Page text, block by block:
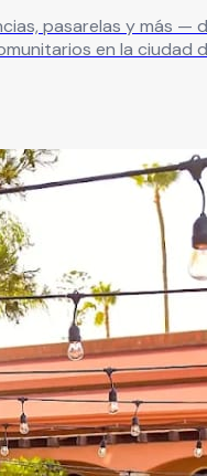
pasarelas y más —
en la ciudad